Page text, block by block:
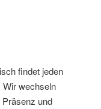
findet jeden
wechseln
und